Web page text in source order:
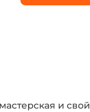
и свой